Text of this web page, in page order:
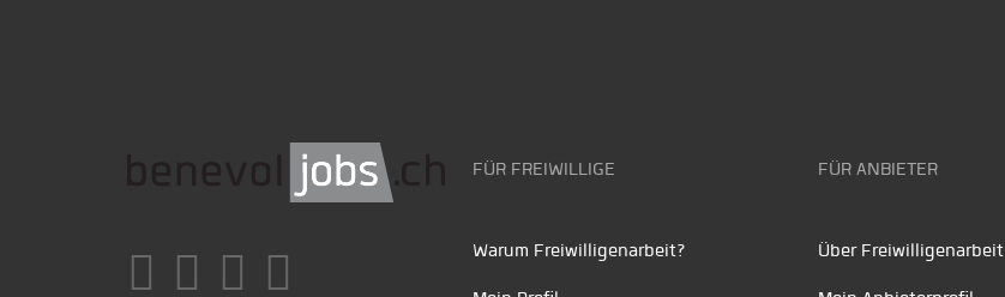
FÜR FREIWILLIGE
Warum Freiwilligenarbeit?
FÜR ANBIETER
Über Freiwilligenarbeit